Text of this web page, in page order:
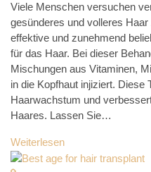
Viele Menschen versuchen
gesünderes und volleres
effektive und zunehmend
für das Haar. Bei dieser
Mischungen aus Vitaminen,
in die Kopfhaut injiziert. Diese
Haarwachstum und
Haares. Lassen Sie…
Weiterlesen